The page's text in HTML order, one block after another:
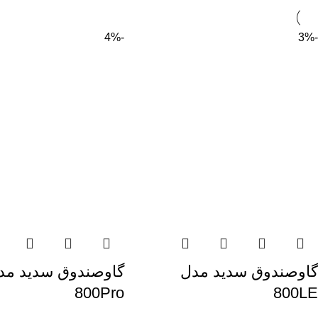
-3%
گاوصندوق سدید مدل
800LE
-4%
گاوصندوق سدید
800Pro